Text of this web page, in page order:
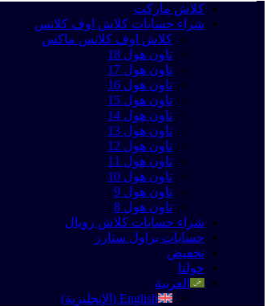
كلاش ماركت
شراء حسابات كلاش اوف كلانس
كلاش اوف كلانس ماكس
تاون هول 18
تاون هول 17
تاون هول 16
تاون هول 15
تاون هول 14
تاون هول 13
تاون هول 12
تاون هول 11
تاون هول 10
تاون هول 9
تاون هول 8
شراء حسابات كلاش رويال
حسابات براول ستارز
تخفيض
حولنا
العربية
English
( الإنجليزية)